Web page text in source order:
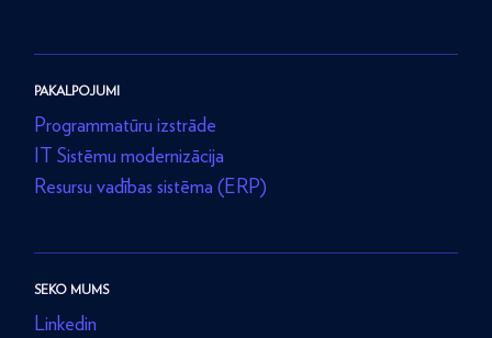
PAKALPOJUMI
Programmatūru izstrāde
IT Sistēmu modernizācija
Resursu vadības sistēma (ERP)
SEKO MUMS
Linkedin